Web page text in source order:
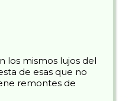
los mismos lujos del
de esas que no
remontes de